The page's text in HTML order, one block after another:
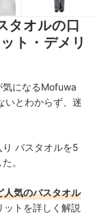
タオルの口
ト・デメリ
気になるMofuwa
いとわからず、迷
バスタオルを5
。
人気のバスタオル
ットを詳しく解説